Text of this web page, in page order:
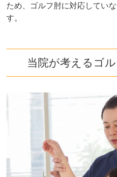
ため、ゴルフ肘に対応してい
す。
当院が考えるゴ